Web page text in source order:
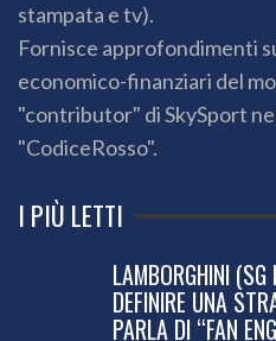
stampata e tv).
Fornisce approfondimenti
economico-finanziari del
"contributor" di SkySport
"CodiceRosso".
I PIÙ LETTI
LAMBORGHINI
DEFINIRE UNA
PARLA DI “FAN